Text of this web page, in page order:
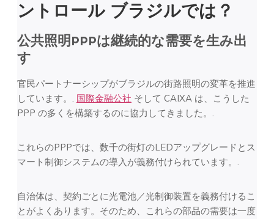
ントロール ブラジルでは？
公共照明PPPは継続的な需要を生み出
す
官民パートナーシップがブラジルの街路照明の変革を推進
しています。. 国際金融公社 そして CAIXA は、こうした
PPP の多くを構築するのに協力してきました。.
これらのPPPでは、数千の街灯のLEDアップグレードとス
マート制御システムの導入が義務付けられています。.
自治体は、契約ごとに光電池／光制御装置を義務付けるこ
とがよくあります。そのため、これらの部品の需要は一度